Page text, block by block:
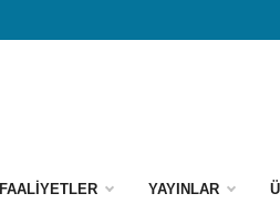
FAALİYETLER YAYINLAR